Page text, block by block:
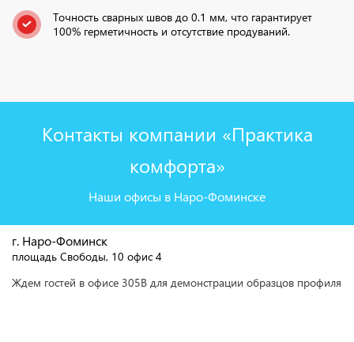
Точность сварных швов до 0.1 мм, что гарантирует
100% герметичность и отсутствие продуваний.
Контакты компании «Практика
комфорта»
Наши офисы в Наро-Фоминске
г. Наро-Фоминск
площадь Свободы, 10 офис 4
Ждем гостей в офисе 305В для демонстрации образцов профиля